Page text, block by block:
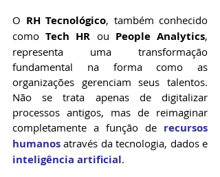
O RH Tecnológico, também conhecido
como Tech HR ou People Analytics,
representa uma transformação
fundamental na forma como as
organizações gerenciam seus talentos.
Não se trata apenas de digitalizar
processos antigos, mas de reimaginar
completamente a função de recursos
humanos
inteligência artificial.